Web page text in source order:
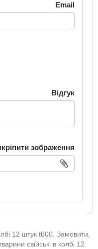
Email
Відгук
зображення
12 штук t800. Замовити,
свійські в колбі 12